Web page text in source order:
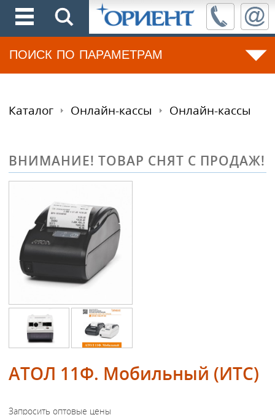
ПОИСК ПО ПАРАМЕТРАМ
Каталог Онлайн-кассы Онлайн-кассы
ВНИМАНИЕ! ТОВАР СНЯТ С ПРОДАЖ!
АТОЛ 11Ф. Мобильный (ИТС)